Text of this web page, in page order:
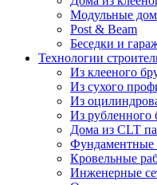
Модульные
Post & Beam
Беседки и
Технологии
Из клееного
Из сухого
Из
Из рубленного
Дома из CLT
Фундаментные
Кровельные
Инженерные